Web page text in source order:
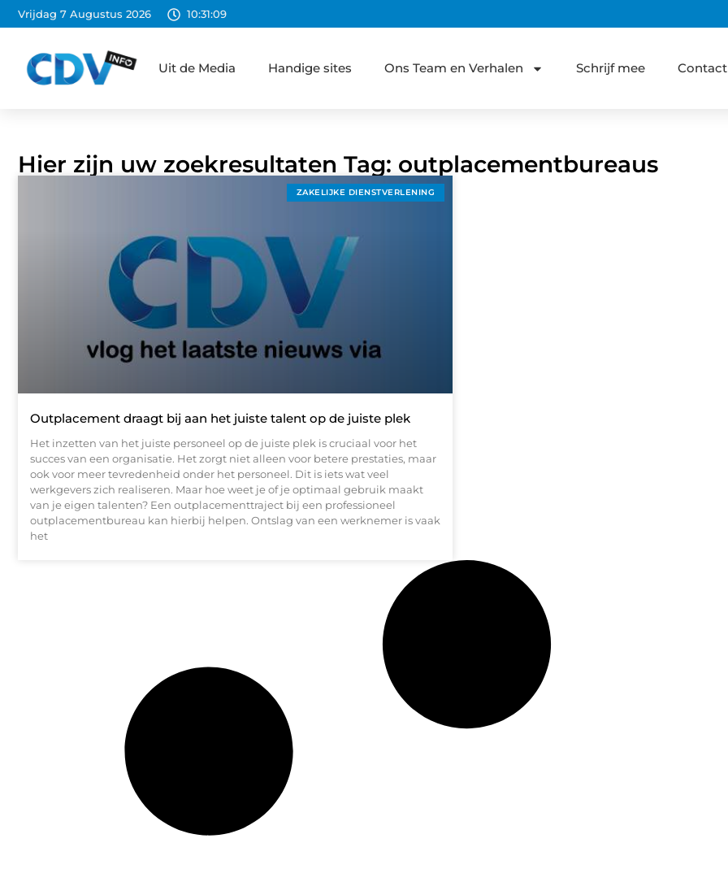
Vrijdag 7 Augustus 2026 10:31:10
Uit de Media Handige sites Ons Team en Verhalen Schrijf mee Contact
Hier zijn uw zoekresultaten Tag: outplacementbureaus
ZAKELIJKE DIENSTVERLENING
Outplacement draagt bij aan het juiste talent op de juiste plek
Het inzetten van het juiste personeel op de juiste plek is cruciaal voor het
succes van een organisatie. Het zorgt niet alleen voor betere prestaties, maar
ook voor meer tevredenheid onder het personeel. Dit is iets wat veel
werkgevers zich realiseren. Maar hoe weet je of je optimaal gebruik maakt
van je eigen talenten? Een outplacementtraject bij een professioneel
outplacementbureau kan hierbij helpen. Ontslag van een werknemer is vaak
het